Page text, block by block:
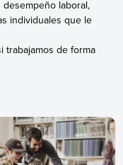
laboral,
individuales que le
trabajamos de forma